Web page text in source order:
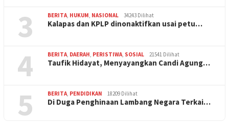
3 BERITA HUKUM NASIONAL 34243 Dilihat
Kalapas dan KPLP dinonaktifkan usai petu…
4 BERITA DAERAH PERISTIWA SOSIAL 21541 Dilihat
Taufik Hidayat, Menyayangkan Candi Agung…
5 BERITA PENDIDIKAN 18209 Dilihat
Di Duga Penghinaan Lambang Negara Terkai…